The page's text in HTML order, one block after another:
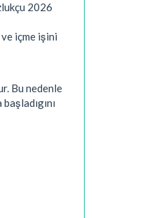
2026
içme işini
Bu nedenle